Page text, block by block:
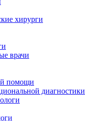
хирурги
врачи
помощи
диагностики